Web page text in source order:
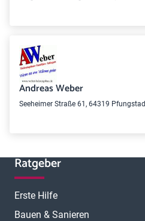
Andreas Weber
Seeheimer Straße 61, 64319
Ratgeber
Erste Hilfe
Bauen & Sanieren